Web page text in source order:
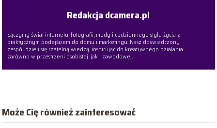
Redakcja dcamera.pl
Łączymy świat internetu, fotografii, mody i codziennego stylu życia z
praktycznym podejściem do domu i marketingu. Nasz doświadczony
zespół dzieli się rzetelną wiedzą, inspirując do kreatywnego działania
zarówno w przestrzeni osobistej, jak i zawodowej.
Może Cię również zainteresować